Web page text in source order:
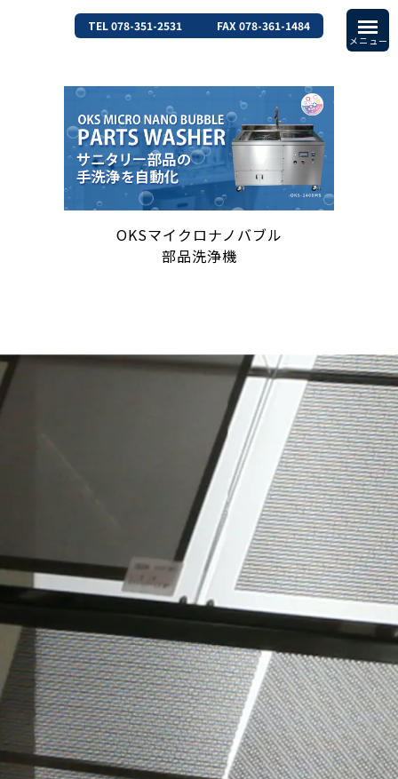
TEL 078-351-2531 FAX 078-361-1484
OKSマイクロナノバブル
部品洗浄機